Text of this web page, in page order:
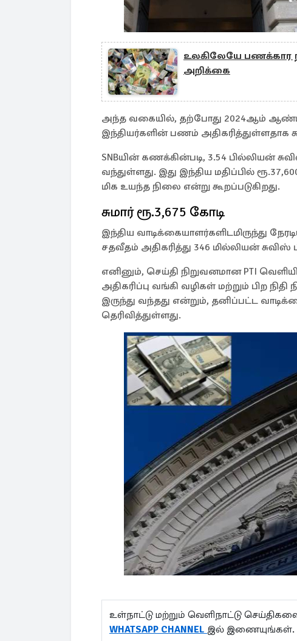
உலகிலேயே பணக்கார
அறிக்கை
அந்த வகையில், தற்போது 2024ஆம்
இந்தியர்களின் பணம் அதிகரித்துள்ளதாக
SNBயின் கணக்கின்படி, 3.54 பில்லியன்
வந்துள்ளது. இது இந்திய மதிப்பில்
மிக உயந்த நிலை என்று கூறப்படுகிறது.
சுமார் ரூ.3,675 கோடி
இந்திய வாடிக்கையாளர்களிடமிருந்து
சதவீதம் அதிகரித்து 346 மில்லியன் சுவிஸ்
எனினும், செய்தி நிறுவனமான PTI
அதிகரிப்பு வங்கி வழிகள் மற்றும் பிற
இருந்து வந்தது என்றும், தனிப்பட்ட
தெரிவித்துள்ளது.
உள்நாட்டு மற்றும் வெளிநாட்டு
WHATSAPP CHANNEL இல் இணையுங்கள்.